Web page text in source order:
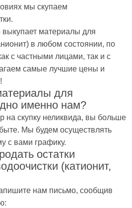
мы скупаем
материалы для
в любом состоянии, по
с частными лицами, так и с
самые лучшие цены и
для
именно нам?
на скупку неликвида, вы больше
Мы будем осуществлять
с вами графику.
остатки
(катионит,
нам письмо, сообщив